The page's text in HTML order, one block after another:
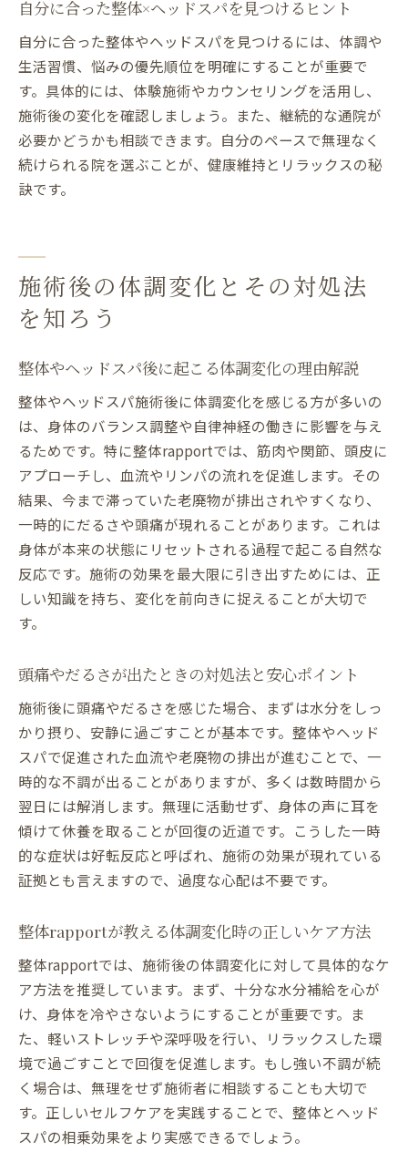
自分に合った整体×ヘッドスパを見つけるヒント
自分に合った整体やヘッドスパを見つけるには、体調や
生活習慣、悩みの優先順位を明確にすることが重要で
す。具体的には、体験施術やカウンセリングを活用し、
施術後の変化を確認しましょう。また、継続的な通院が
必要かどうかも相談できます。自分のペースで無理なく
続けられる院を選ぶことが、健康維持とリラックスの秘
訣です。
施術後の体調変化とその対処法
を知ろう
整体やヘッドスパ後に起こる体調変化の理由解説
整体やヘッドスパ施術後に体調変化を感じる方が多いの
は、身体のバランス調整や自律神経の働きに影響を与え
るためです。特に整体rapportでは、筋肉や関節、頭皮に
アプローチし、血流やリンパの流れを促進します。その
結果、今まで滞っていた老廃物が排出されやすくなり、
一時的にだるさや頭痛が現れることがあります。これは
身体が本来の状態にリセットされる過程で起こる自然な
反応です。施術の効果を最大限に引き出すためには、正
しい知識を持ち、変化を前向きに捉えることが大切で
す。
頭痛やだるさが出たときの対処法と安心ポイント
施術後に頭痛やだるさを感じた場合、まずは水分をしっ
かり摂り、安静に過ごすことが基本です。整体やヘッド
スパで促進された血流や老廃物の排出が進むことで、一
時的な不調が出ることがありますが、多くは数時間から
翌日には解消します。無理に活動せず、身体の声に耳を
傾けて休養を取ることが回復の近道です。こうした一時
的な症状は好転反応と呼ばれ、施術の効果が現れている
証拠とも言えますので、過度な心配は不要です。
整体rapportが教える体調変化時の正しいケア方法
整体rapportでは、施術後の体調変化に対して具体的なケ
ア方法を推奨しています。まず、十分な水分補給を心が
け、身体を冷やさないようにすることが重要です。ま
た、軽いストレッチや深呼吸を行い、リラックスした環
境で過ごすことで回復を促進します。もし強い不調が続
く場合は、無理をせず施術者に相談することも大切で
す。正しいセルフケアを実践することで、整体とヘッド
スパの相乗効果をより実感できるでしょう。